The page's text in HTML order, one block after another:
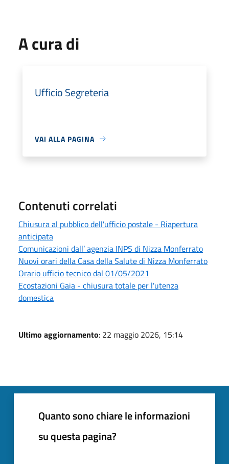
A cura di
Ufficio Segreteria
VAI ALLA PAGINA
Contenuti correlati
Chiusura al pubblico dell'ufficio postale - Riapertura
anticipata
Comunicazioni dall’ agenzia INPS di Nizza Monferrato
Nuovi orari della Casa della Salute di Nizza Monferrato
Orario ufficio tecnico dal 01/05/2021
Ecostazioni Gaia - chiusura totale per l'utenza
domestica
Ultimo aggiornamento: 22 maggio 2026, 15:14
Quanto sono chiare le informazioni
su questa pagina?